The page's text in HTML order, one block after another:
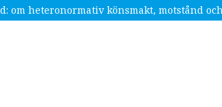
om heteronormativ könsmakt, motstånd